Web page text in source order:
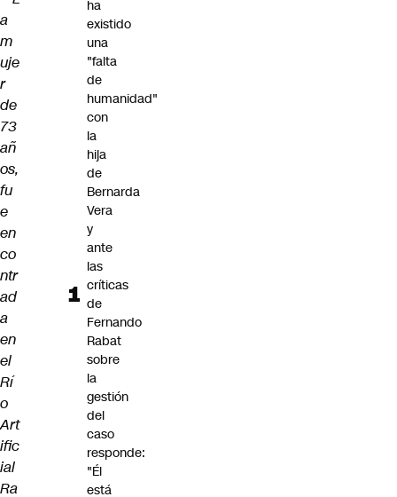
a
m
uje
r
de
73
añ
os,
fu
e
en
co
ntr
ad
a
en
el
Rí
o
Art
ific
ial
Ra
ha
existido
una
"falta
de
humanidad"
con
la
hija
de
Bernarda
Vera
y
ante
las
críticas
de
Fernando
Rabat
sobre
la
gestión
del
caso
responde:
"Él
está